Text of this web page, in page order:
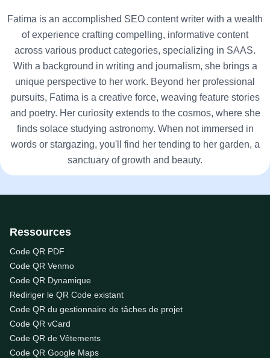
Fatima is an accomplished SEO content writer with a wealth
of experience crafting compelling, informative content
across various product categories, specializing in SAAS.
With a background in writing and journalism, she brings a
unique perspective to her work. Beyond her professional
pursuits, Fatima is a creative force, weaving feature stories
and poetry. Her curiosity extends to the cosmos, where she
finds solace studying astronomy. When not immersed in
words or stargazing, you'll find her tending to her garden, a
sanctuary of growth and beauty.
Ressources
Code QR PDF
Code QR Venmo
Code QR Dynamique
Rediriger le QR Code existant
Code QR du gestionnaire de tâches de projet
Code QR vCard
Code QR de Vêtements
Code QR Google Maps